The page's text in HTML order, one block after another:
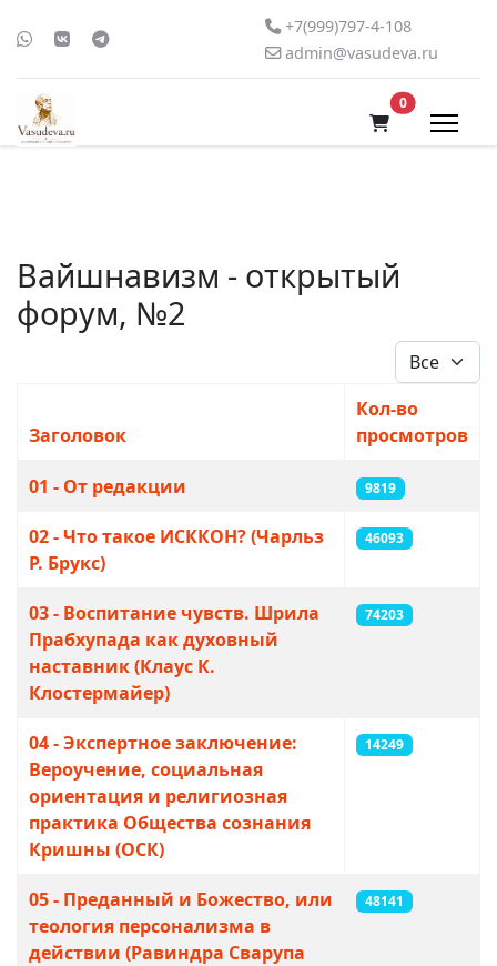
+7(999)797-4-108
admin@vasudeva.ru
0В корзину
Вайшнавизм - открытый
форум, №2
Кол-во
Заголовок
Кол-во
просмотров
01 - От редакции 9819
02 - Что такое ИСККОН? (Чарльз
Р. Брукс)
46093
03 - Воспитание чувств. Шрила
Прабхупада как духовный
наставник (Клаус К.
Клостермайер)
74203
04 - Экспертное заключение:
Вероучение, социальная
ориентация и религиозная
практика Общества сознания
Кришны (ОСК)
14249
05 - Преданный и Божество, или
теология персонализма в
действии (Равиндра Сварупа
48141